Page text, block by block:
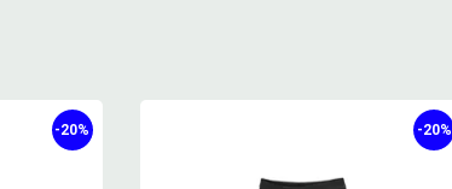
-20% -20%